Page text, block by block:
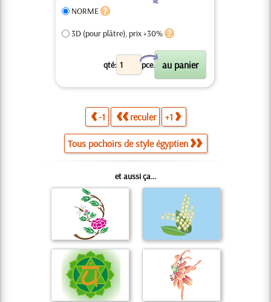
NORME
3D (pour plâtre), prix +30%
qté: pce.
X
-1 reculer +1
Tous pochoirs de style égyptien
et aussi ça...